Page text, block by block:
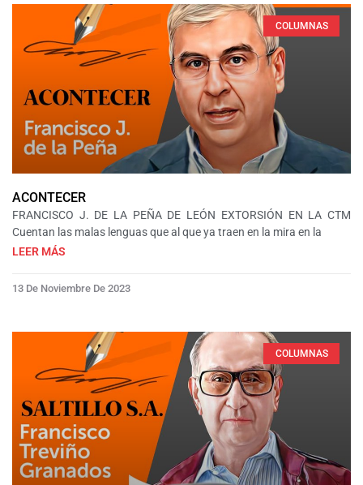
COLUMNAS
ACONTECER
FRANCISCO J. DE LA PEÑA DE LEÓN EXTORSIÓN EN LA CTM
Cuentan las malas lenguas que al que ya traen en la mira en la
LEER MÁS
13 De Noviembre De 2023
COLUMNAS